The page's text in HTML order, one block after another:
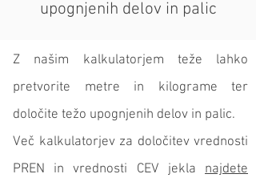
upognjenih delov in palic
Z našim kalkulatorjem teže lahko
pretvorite metre in kilograme ter
določite težo upognjenih delov in palic.
Več kalkulatorjev za določitev vrednosti
PREN in vrednosti CEV jekla najdete